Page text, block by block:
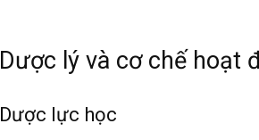
Dược lý và cơ chế hoạt
Dược lực học